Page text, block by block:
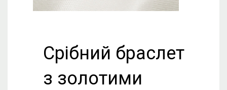
Срібний браслет
з золотими